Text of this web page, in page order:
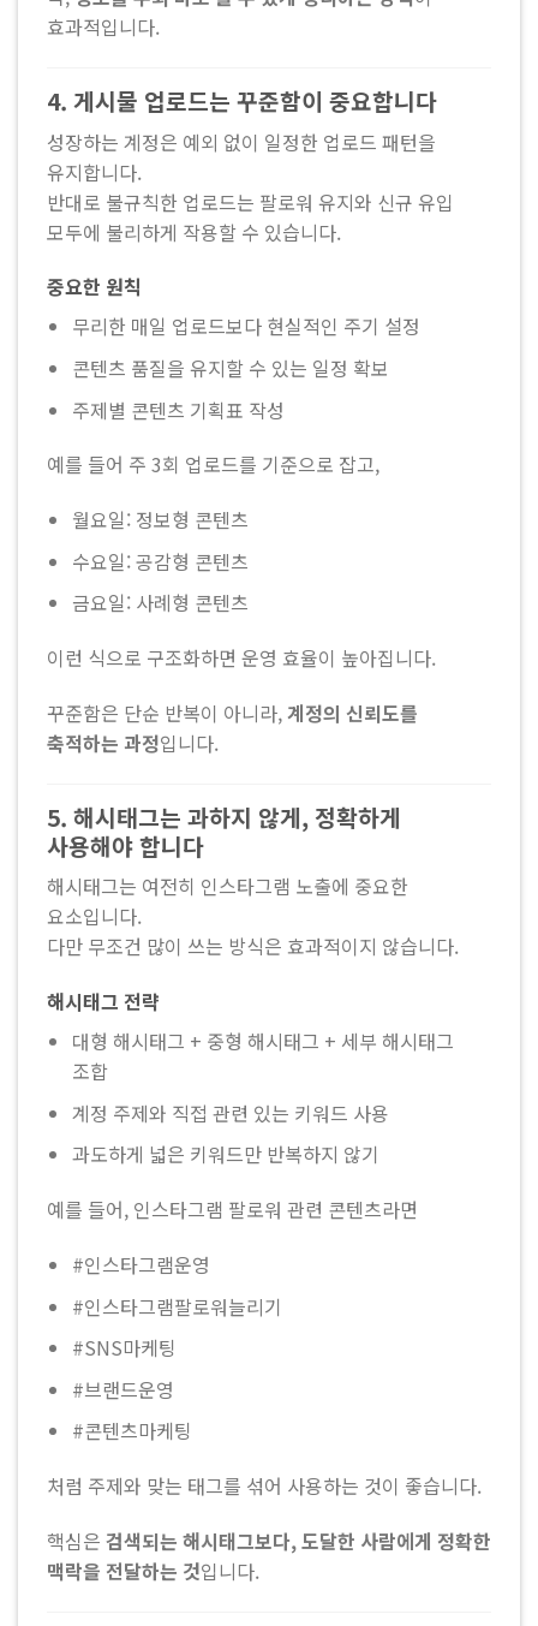
효과적입니다.
4. 게시물 업로드는 꾸준함이 중요합니다
성장하는 계정은 예외 없이 일정한 업로드 패턴을
유지합니다.
반대로 불규칙한 업로드는 팔로워 유지와 신규 유입
모두에 불리하게 작용할 수 있습니다.
중요한 원칙
무리한 매일 업로드보다 현실적인 주기 설정
콘텐츠 품질을 유지할 수 있는 일정 확보
주제별 콘텐츠 기획표 작성
예를 들어 주 3회 업로드를 기준으로 잡고,
월요일: 정보형 콘텐츠
수요일: 공감형 콘텐츠
금요일: 사례형 콘텐츠
이런 식으로 구조화하면 운영 효율이 높아집니다.
꾸준함은 단순 반복이 아니라,계정의 신뢰도를
축적하는 과정입니다.
5. 해시태그는 과하지 않게, 정확하게
사용해야 합니다
해시태그는 여전히 인스타그램 노출에 중요한
요소입니다.
다만 무조건 많이 쓰는 방식은 효과적이지 않습니다.
해시태그 전략
대형 해시태그 + 중형 해시태그 + 세부 해시태그
조합
계정 주제와 직접 관련 있는 키워드 사용
과도하게 넓은 키워드만 반복하지 않기
예를 들어, 인스타그램 팔로워 관련 콘텐츠라면
#인스타그램운영
#인스타그램팔로워늘리기
#SNS마케팅
#브랜드운영
#콘텐츠마케팅
처럼 주제와 맞는 태그를 섞어 사용하는 것이 좋습니다.
핵심은 검색되는 해시태그보다, 도달한 사람에게 정확한
맥락을 전달하는 것입니다.